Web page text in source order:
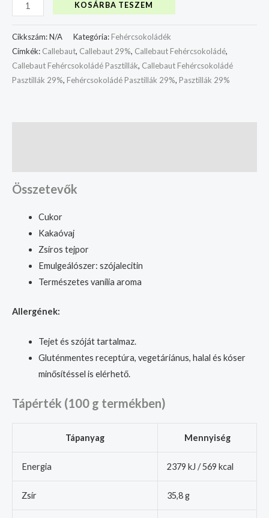
KOSÁRBA TESZEM
Cikkszám:N/A Kategória: Fehércsokoládék
Címkék: Callebaut, Callebaut 29%, Callebaut Fehércsokoládé,
Callebaut Fehércsokoládé Pasztillák, Callebaut Fehércsokoládé
Pasztillák 29%, Fehércsokoládé Pasztillák 29%, Pasztillák 29%
Összetevők
Cukor
Kakaóvaj
Zsíros tejpor
Emulgeálószer: szójalecitin
Természetes vanília aroma
Allergének:
Tejet és szóját tartalmaz.
Gluténmentes receptúra, vegetáriánus, halal és kóser
minősítéssel is elérhető.
Tápérték (100 g termékben)
Tápanyag Mennyiség
Energia 2379 kJ / 569 kcal
Zsír 35,8 g